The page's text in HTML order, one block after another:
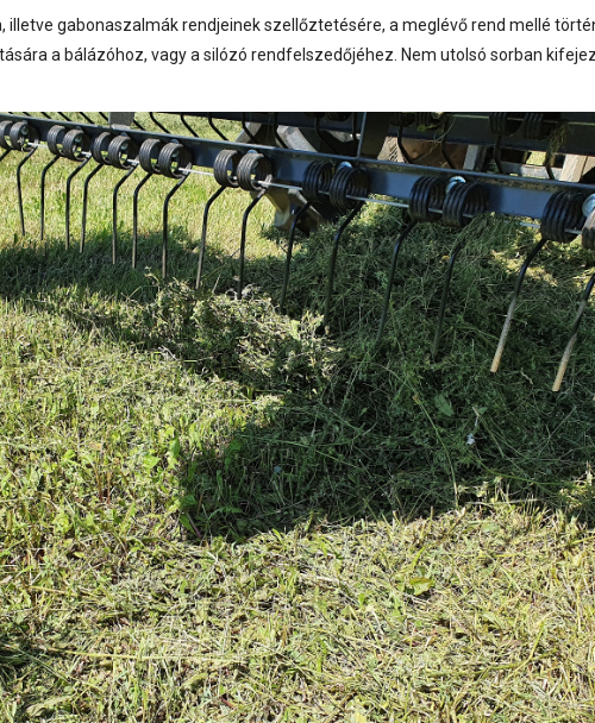
gabonaszalmák rendjeinek szellőztetésére, a meglévő rend mellé
a bálázóhoz, vagy a silózó rendfelszedőjéhez. Nem utolsó sorban